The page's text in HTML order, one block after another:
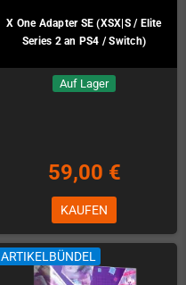
X One Adapter SE (XSX|S / Elite
Series 2 an PS4 / Switch)
Auf Lager
59,00 €
KAUFEN
ARTIKELBÜNDEL